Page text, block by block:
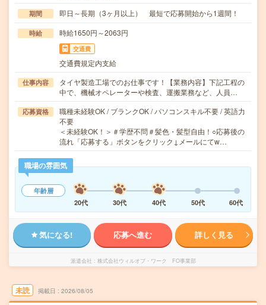
期間 即日～長期（3ヶ月以上） 最短で応募開始から1週間！
時給 時給1650円～2063円
交通費
交通費規定内支給
仕事内容
タイヤ製造工場でのお仕事です！【業務内容】下記工程の
中で、機械オペレーターや検査、運搬業務など、人員…
応募資格
職種未経験OK / ブランクOK / パソコンスキル不要 / 英語力
不要
＜未経験OK！＞＃学歴不問＃髪色・髪型自由！○応募後の
流れ「応募する」ボタンをクリック↓メールにてw…
職場の雰囲気
年齢層
20代
30代 40代 50代 60代
気になる! 応募へ進む 詳しく見る
派遣会社 株式会社ウィルオブ・ワーク FO事業部
未読 掲載日 2026/08/05